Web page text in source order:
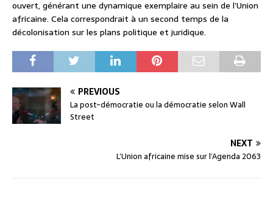
ouvert, générant une dynamique exemplaire au sein de l’Union
africaine. Cela correspondrait à un second temps de la
décolonisation sur les plans politique et juridique.
PREVIOUS
La post-démocratie ou la démocratie selon Wall
Street
NEXT
L’Union africaine mise sur l’Agenda 2063